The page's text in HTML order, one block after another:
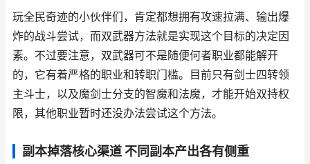
玩全民奇迹的小伙伴们，肯定都想拥有攻速拉满、输出爆
炸的战斗尝试，而双武器方法就是实现这个目标的决定因
素。不过要注意，双武器可不是随便何者职业都能解开
的，它有着严格的职业和转职门槛。目前只有剑士四转领
主斗士，以及魔剑士分支的智魔和法魔，才能开始双持权
限，其他职业暂时还没办法尝试这个方法。
副本掉落核心渠道 不同副本产出各有侧重